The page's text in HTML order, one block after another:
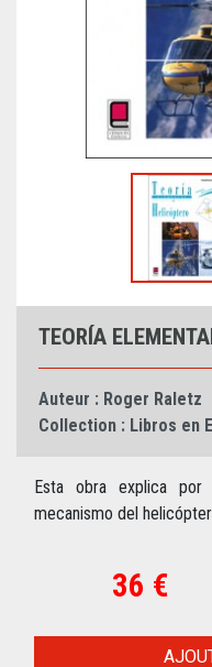
TEORÍA
Auteur : Roger Raletz
Collection : Libros en
Esta obra explica por
mecanismo del
36 €